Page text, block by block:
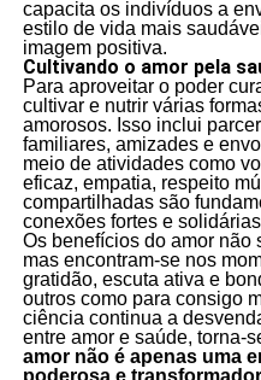
capacita os indivíduos a
estilo de vida mais
imagem positiva.
Cultivando o amor pela
Para aproveitar o poder
cultivar e nutrir várias
amorosos. Isso inclui
familiares, amizades e
meio de atividades como
eficaz, empatia, respeito
compartilhadas são
conexões fortes e
Os benefícios do amor não
mas encontram-se nos
gratidão, escuta ativa e
outros como para consigo
ciência continua a
entre amor e saúde, torna-
amor não é apenas uma
poderosa e